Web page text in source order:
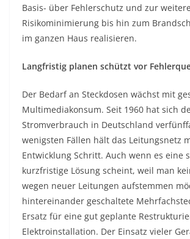
Basis- über Fehlerschutz und zur
Risikominimierung bis hin zum
im ganzen Haus realisieren.
Langfristig planen schützt vor
Der Bedarf an Steckdosen wächst mit
Multimediakonsum. Seit 1960 hat sich
Stromverbrauch in Deutschland
wenigsten Fällen hält das Leitungsnetz
Entwicklung Schritt. Auch wenn es eine
kurzfristige Lösung scheint, weil man
wegen neuer Leitungen aufstemmen
hintereinander geschaltete
Ersatz für eine gut geplante
Elektroinstallation. Der Einsatz vieler